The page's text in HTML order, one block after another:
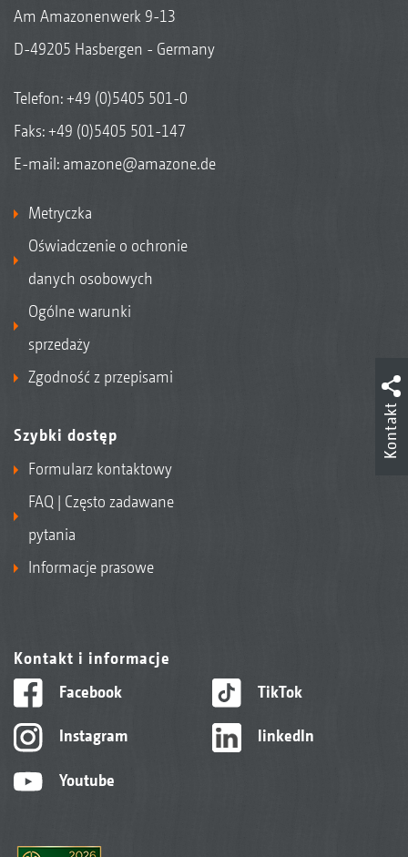
Am Amazonenwerk 9-13
D-49205 Hasbergen - Germany
Telefon:+49 (0)5405 501-0
Faks: +49 (0)5405 501-147
E-mail: amazone@amazone.de
Metryczka
Oświadczenie o ochronie
danych osobowych
Ogólne warunki
sprzedaży
Zgodność z przepisami
Szybki dostęp
Formularz kontaktowy
FAQ | Często zadawane
pytania
Informacje prasowe
Kontakt i informacje
Facebook
Instagram
Youtube
TikTok
linkedIn
Kontakt